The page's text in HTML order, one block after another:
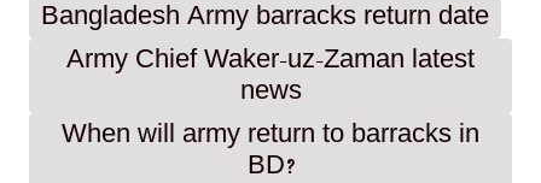
Bangladesh Army barracks return date
Army Chief Waker-uz-Zaman latest
news
When will army return to barracks in
BD?